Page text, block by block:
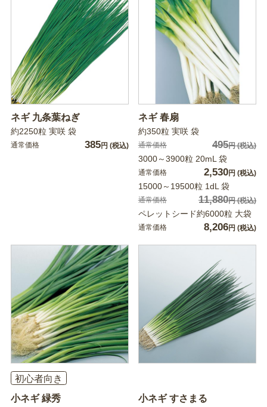
ネギ 九条葉ねぎ
約2250粒 実咲 袋
通常価格 385円 (税込)
ネギ 春扇
約350粒 実咲 袋
通常価格 495円(税込)
3000～3900粒 20mL 袋
通常価格 2,530円 (税込)
15000～19500粒 1dL 袋
通常価格 11,880円(税込)
ペレットシード約6000粒 大袋
通常価格 8,206円 (税込)
初心者向き
小ネギ 緑秀
小ネギ すさまる